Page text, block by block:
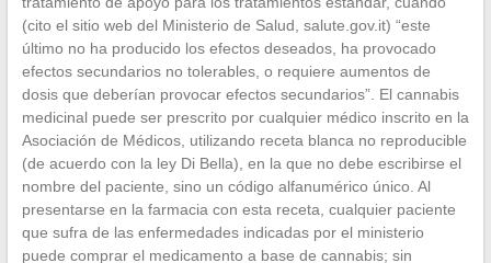
(cito el sitio web del Ministerio de Salud, salute.gov.it) “este
último no ha producido los efectos deseados, ha provocado
efectos secundarios no tolerables, o requiere aumentos de
dosis que deberían provocar efectos secundarios”. El cannabis
medicinal puede ser prescrito por cualquier médico inscrito en la
Asociación de Médicos, utilizando receta blanca no reproducible
(de acuerdo con la ley Di Bella), en la que no debe escribirse el
nombre del paciente, sino un código alfanumérico único. Al
presentarse en la farmacia con esta receta, cualquier paciente
que sufra de las enfermedades indicadas por el ministerio
puede comprar el medicamento a base de cannabis; sin